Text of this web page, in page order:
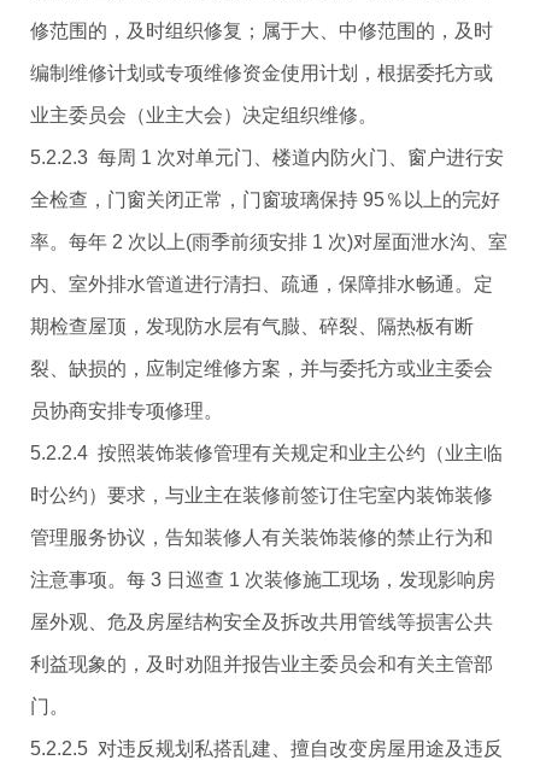
修范围的，及时组织修复；属于大、中修范围的，及时
编制维修计划或专项维修资金使用计划，根据委托方或
业主委员会（业主大会）决定组织维修。
5.2.2.3 每周 1 次对单元门、楼道内防火门、窗户进行安
全检查，门窗关闭正常，门窗玻璃保持 95％以上的完好
率。每年 2 次以上(雨季前须安排 1 次)对屋面泄水沟、室
内、室外排水管道进行清扫、疏通，保障排水畅通。定
期检查屋顶，发现防水层有气臌、碎裂、隔热板有断
裂、缺损的，应制定维修方案，并与委托方或业主委会
员协商安排专项修理。
5.2.2.4 按照装饰装修管理有关规定和业主公约（业主临
时公约）要求，与业主在装修前签订住宅室内装饰装修
管理服务协议，告知装修人有关装饰装修的禁止行为和
注意事项。每 3 日巡查 1 次装修施工现场，发现影响房
屋外观、危及房屋结构安全及拆改共用管线等损害公共
利益现象的，及时劝阻并报告业主委员会和有关主管部
门。
5.2.2.5 对违反规划私搭乱建、擅自改变房屋用途及违反